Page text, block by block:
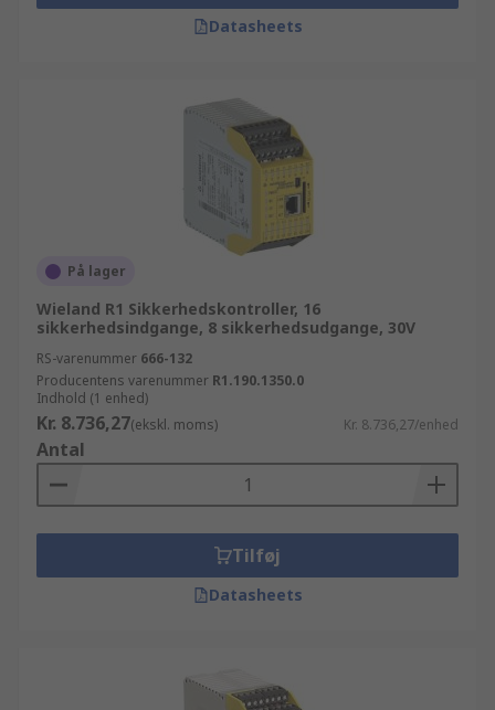
Datasheets
På lager
Wieland R1 Sikkerhedskontroller, 16
sikkerhedsindgange, 8 sikkerhedsudgange, 30V
RS-varenummer 666-132
Producentens varenummer R1.190.1350.0
Indhold (1 enhed)
Kr. 8.736,27(ekskl. moms) Kr. 8.736,27/enhed
Antal
Tilføj
Datasheets